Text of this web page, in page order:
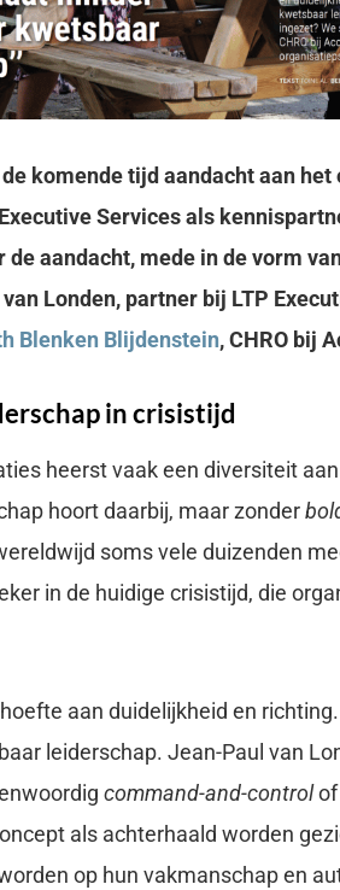
komende tijd aandacht aan
Services als
de aandacht, mede in de vorm
Londen, partner bij LTP
Blenken Blijdenstein, CHRO bij
in crisistijd
heerst vaak een diversiteit
hoort daarbij, maar zonder
soms vele duizenden
in de huidige crisistijd, die
aan duidelijkheid en
leiderschap. Jean-Paul van
command-and-controlof
als achterhaald worden
op hun vakmanschap en